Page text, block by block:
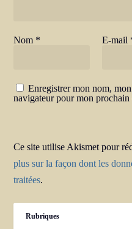
Nom * E-mail
Enregistrer mon nom,
navigateur pour mon prochain
Ce site utilise Akismet pour
plus sur la façon dont les
traitées.
Rubriques